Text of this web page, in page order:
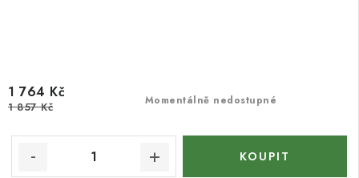
Momentálně nedostupné
1 764 Kč
1 857 Kč